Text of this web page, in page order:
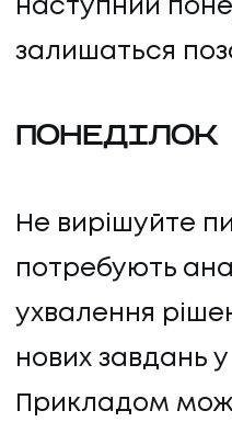
наступний
залишаться
ПОНЕДІЛОК
Не вирішуйте
потребують
ухвалення
нових завдань
Прикладом